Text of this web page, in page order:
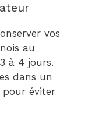
vos
au
à 4 jours.
dans un
éviter